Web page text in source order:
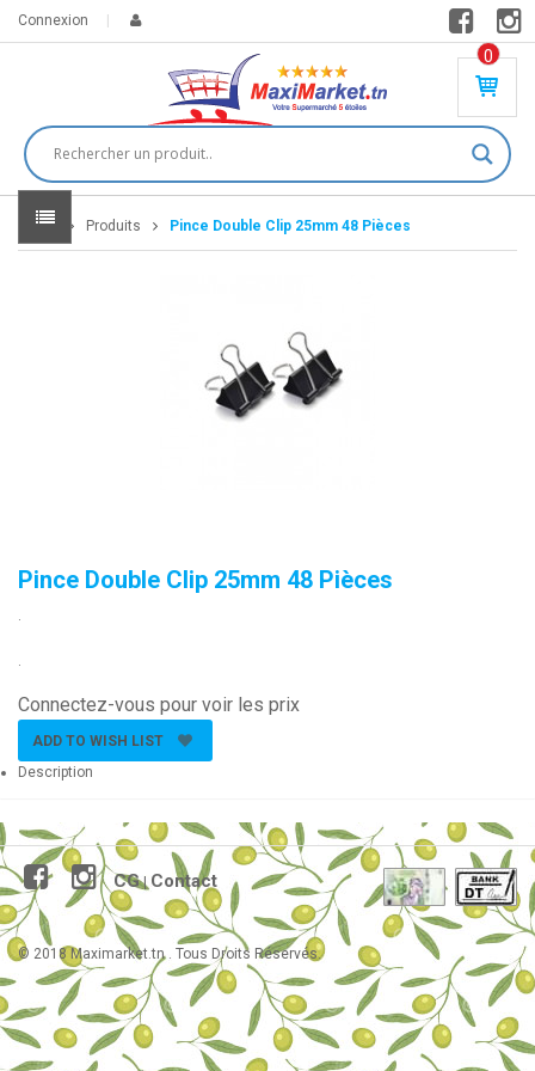
Connexion
0
PR
DU
IT(
S)
Home Produits Pince Double Clip 25mm 48 Pièces
Pince Double Clip 25mm 48 Pièces
.
.
Connectez-vous pour voir les prix
ADD TO WISH LIST
Description
CG| Contact
© 2018 Maximarket.tn . Tous Droits Réservés.